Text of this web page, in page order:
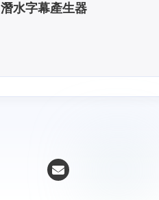
潛水字幕產生器